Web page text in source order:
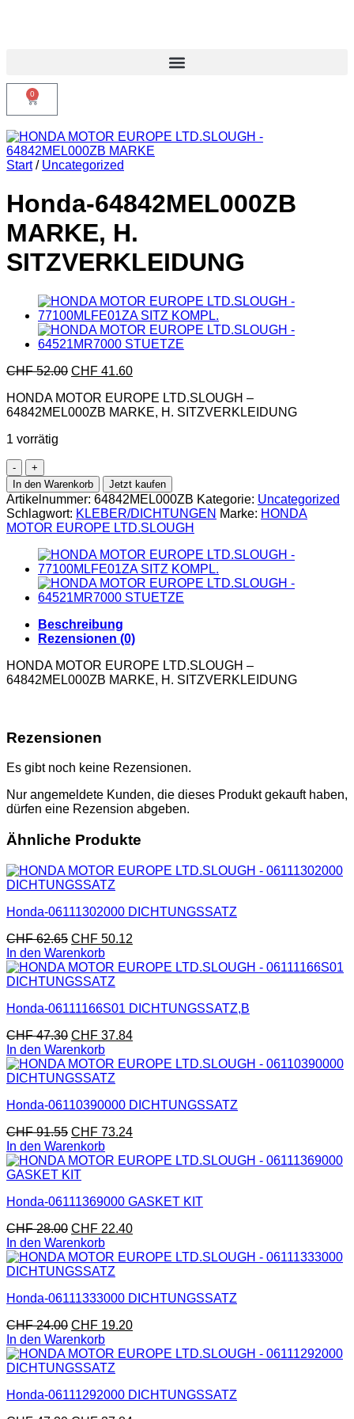
0
Start / Uncategorized
Honda-64842MEL000ZB
MARKE, H.
SITZVERKLEIDUNG
CHF52.00 CHF 41.60
HONDA MOTOR EUROPE LTD.SLOUGH –
64842MEL000ZB MARKE, H. SITZVERKLEIDUNG
1 vorrätig
In den Warenkorb Jetzt kaufen
Artikelnummer: 64842MEL000ZB Kategorie: Uncategorized
Schlagwort: KLEBER/DICHTUNGEN Marke: HONDA
MOTOR EUROPE LTD.SLOUGH
Beschreibung
Rezensionen (0)
HONDA MOTOR EUROPE LTD.SLOUGH –
64842MEL000ZB MARKE, H. SITZVERKLEIDUNG
Rezensionen
Es gibt noch keine Rezensionen.
Nur angemeldete Kunden, die dieses Produkt gekauft haben,
dürfen eine Rezension abgeben.
Ähnliche Produkte
Honda-06111302000 DICHTUNGSSATZ
CHF62.65 CHF 50.12
In den Warenkorb
Honda-06111166S01 DICHTUNGSSATZ,B
CHF47.30 CHF 37.84
In den Warenkorb
Honda-06110390000 DICHTUNGSSATZ
CHF91.55 CHF 73.24
In den Warenkorb
Honda-06111369000 GASKET KIT
CHF28.00 CHF 22.40
In den Warenkorb
Honda-06111333000 DICHTUNGSSATZ
CHF24.00 CHF 19.20
In den Warenkorb
Honda-06111292000 DICHTUNGSSATZ